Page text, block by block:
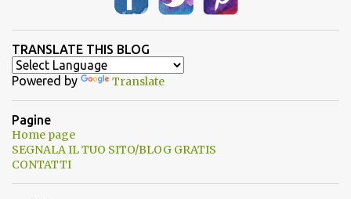
TRANSLATE THIS BLOG
Powered by Translate
Pagine
Home page
SEGNALA IL TUO SITO/BLOG GRATIS
CONTATTI